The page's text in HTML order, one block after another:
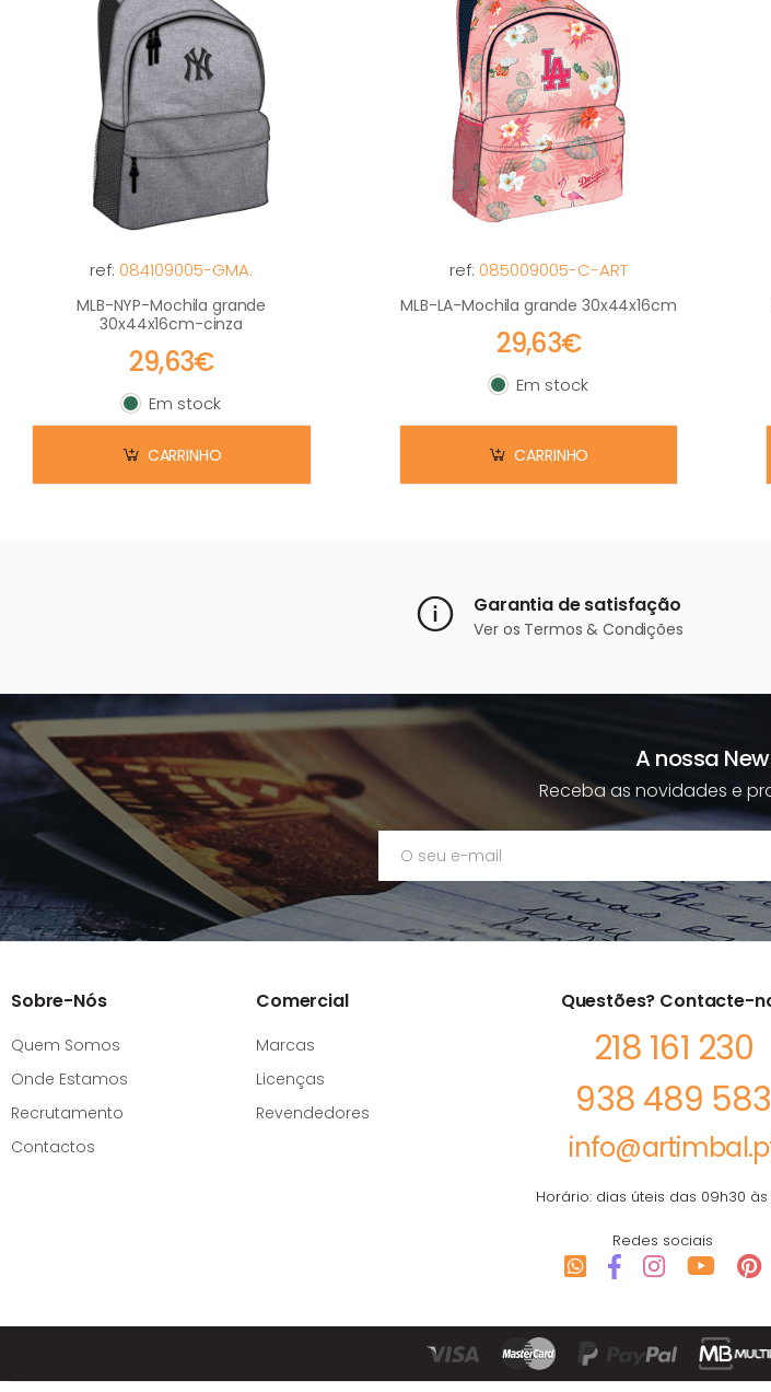
ref: 084109005-GMA.
MLB-NYP-Mochila grande
30x44x16cm-cinza
29,63€
Em stock
Em stock
CARRINHO
ref: 085009005-C-ART
MLB-LA-Mochila grande 30x44x16cm
29,63€
Em stock
Em stock
CARRINHO
Garantia de satisfação
Ver os Termos & Condições
A nossa
Receba as novidades e
Sobre-Nós
Quem Somos
Onde Estamos
Recrutamento
Contactos
Comercial
Marcas
Licenças
Revendedores
Questões? Contacte-
218 161 230
938 489 583
Horário: dias úteis das 09h30 às
Redes sociais